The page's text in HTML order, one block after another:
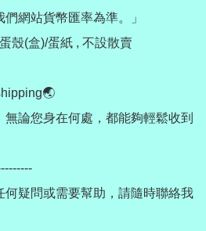
網站貨幣匯率為準。」
殼(盒)/蛋紙 , 不設散賣
論您身在何處，都能夠輕鬆收到
何疑問或需要幫助，請隨時聯絡我